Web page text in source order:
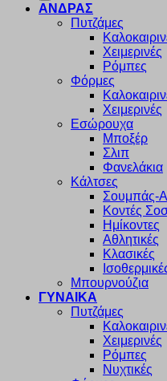
ΑΝΔΡΑΣ
Πυτζάμες
Χειμερινές
Ρόμπες
Φόρμες
Χειμερινές
Εσώρουχα
Μποξέρ
Σλιπ
Φανελάκια
Κάλτσες
Σουμπάς-
Κοντές
Ημίκοντες
Αθλητικές
Κλασικές
Μπουρνούζια
ΓΥΝΑΙΚΑ
Πυτζάμες
Χειμερινές
Ρόμπες
Νυχτικές